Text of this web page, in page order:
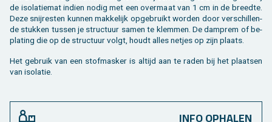
de iso­la­tie­mat in­dien nodig met een over­maat van 1 cm in de breed­te.
Deze snij­res­ten kun­nen mak­ke­lijk op­ge­bruikt wor­den door ver­schil­len­
de stuk­ken tus­sen je struc­tuur samen te klem­men. De dam­p­rem of be­
pla­ting die op de struc­tuur volgt, houdt alles net­jes op zijn plaats.
Het ge­bruik van een stof­mas­ker is al­tijd aan te raden bij het plaat­sen
van iso­la­tie.